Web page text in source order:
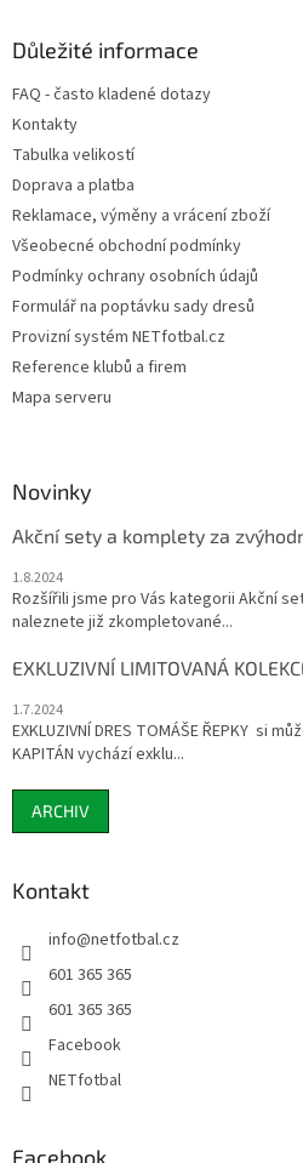
Důležité informace
FAQ - často kladené dotazy
Kontakty
Tabulka velikostí
Doprava a platba
Reklamace, výměny a vrácení zboží
Všeobecné obchodní podmínky
Podmínky ochrany osobních údajů
Formulář na poptávku sady dresů
Provizní systém NETfotbal.cz
Reference klubů a firem
Mapa serveru
Novinky
Akční sety a komplety za
1.8.2024
Rozšířili jsme pro Vás kategorii Akční
naleznete již zkompletované...
EXKLUZIVNÍ LIMITOVANÁ
1.7.2024
EXKLUZIVNÍ DRES TOMÁŠE ŘEPKY si
KAPITÁN vychází exklu...
ARCHIV
Kontakt
info@netfotbal.cz
601 365 365
601 365 365
Facebook
NETfotbal
Facebook